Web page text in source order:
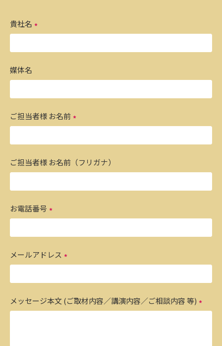
貴社名
媒体名
ご担当者様 お名前
ご担当者様 お名前（フリガナ）
お電話番号
メールアドレス
メッセージ本文 (ご取材内容／講演内容／ご相談内容 等)